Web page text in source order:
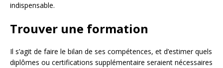
indispensable.
Trouver une formation
Il s’agit de faire le bilan de ses compétences, et d’estimer quels
diplômes ou certifications supplémentaire seraient nécessaires